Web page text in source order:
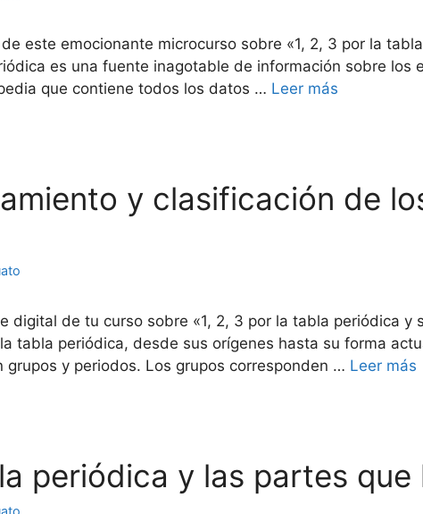
este emocionante microcurso sobre «1, 2, 3 por la
es una fuente inagotable de información sobre los
que contiene todos los datos … Leer más
y clasificación de
digital de tu curso sobre «1, 2, 3 por la tabla periódica y
tabla periódica, desde sus orígenes hasta su forma
y periodos. Los grupos corresponden … Leer más
periódica y las partes